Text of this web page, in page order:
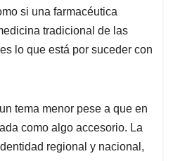
si una farmacéutica
tradicional de las
lo que está por suceder con
tema menor pese a que en
como algo accesorio. La
regional y nacional,